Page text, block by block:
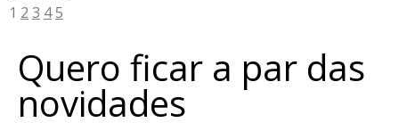
1 2 3 45
Quero ficar a par das
novidades